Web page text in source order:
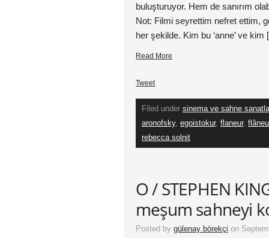
buluşturuyor. Hem de sanırım
Not: Filmi seyrettim nefret ettim,
her şekilde. Kim bu ‘anne’ ve
Read More
Tweet
Filed under sinema ve sahne
aronofsky, egoistokur, flaneur,
rebecca solnit
O / STEPHEN
meşum sahneyi
Posted by gülenay börekçi on